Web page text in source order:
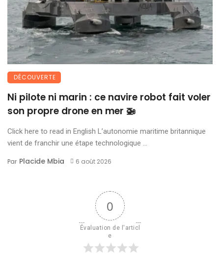
DÉCOUVERTE
Ni pilote ni marin : ce navire robot fait voler
son propre drone en mer 🚁
Click here to read in English L’autonomie maritime britannique
vient de franchir une étape technologique ...
Par Placide Mbia 6 août 2026
0
Évaluation de l'articl
e